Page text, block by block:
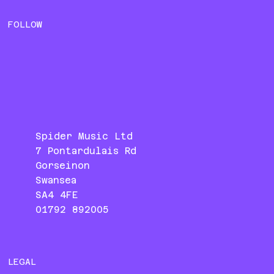
Spider Music Ltd
7 Pontardulais Rd
Gorseinon
Swansea
SA4 4FE
01792 892005
FOLLOW
LEGAL